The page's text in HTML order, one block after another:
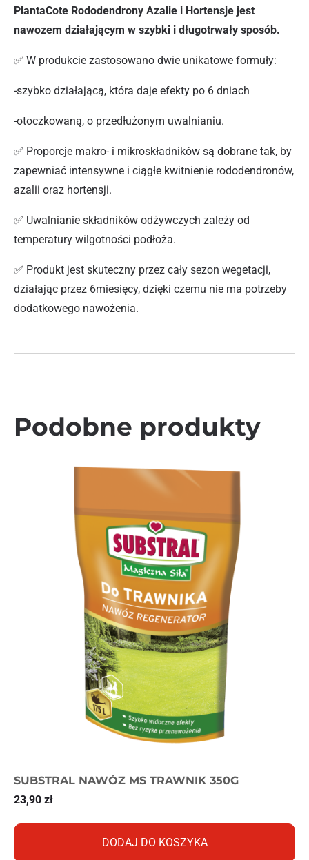
PlantaCote Rododendrony Azalie i Hortensje jest
nawozem działającym w szybki i długotrwały sposób.
✅ W produkcie zastosowano dwie unikatowe formuły:
-szybko działającą, która daje efekty po 6 dniach
-otoczkowaną, o przedłużonym uwalnianiu.
✅ Proporcje makro- i mikroskładników są dobrane tak, by
zapewniać intensywne i ciągłe kwitnienie rododendronów,
azalii oraz hortensji.
✅ Uwalnianie składników odżywczych zależy od
temperatury wilgotności podłoża.
✅ Produkt jest skuteczny przez cały sezon wegetacji,
działając przez 6miesięcy, dzięki czemu nie ma potrzeby
dodatkowego nawożenia.
Podobne produkty
SUBSTRAL NAWÓZ MS TRAWNIK 350G
23,90 zł
DODAJ DO KOSZYKA